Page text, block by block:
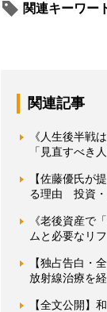
関連キーワー
関連記事
《人生後半戦
「見直すべき
【佐藤優氏が
る理由 投資・
《老後資産で
ムと必要なリ
【独占告白・
放射線治療を
【全文公開】